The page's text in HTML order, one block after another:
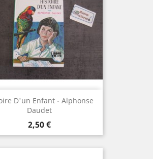
D'un Enfant - Alphonse
Daudet
Prix
2,50 €